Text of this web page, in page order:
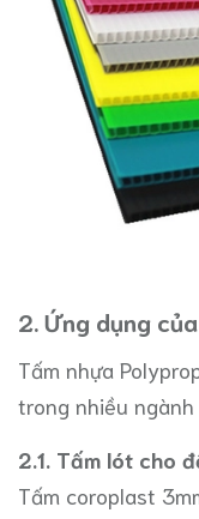
2. Ứng dụng
Tấm nhựa
trong nhiều
2.1. Tấm lót cho
Tấm coroplast